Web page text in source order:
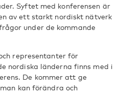
Syftet med konferensen är
av ett starkt nordiskt nätverk
under de kommande
representanter för
nordiska länderna finns med i
De kommer att ge
kan förändra och